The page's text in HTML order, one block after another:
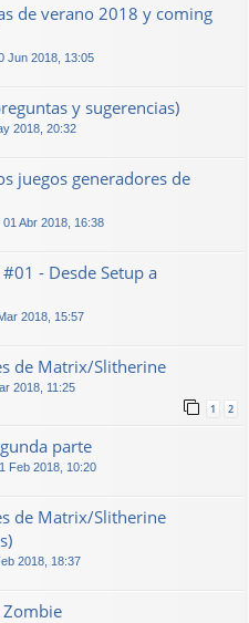
de verano 2018 y coming
Jun 2018, 13:05
y sugerencias)
2018, 20:32
juegos generadores de
01 Abr 2018, 16:38
#01 - Desde Setup a
2018, 15:57
de Matrix/Slitherine
2018, 11:25
1 2
parte
Feb 2018, 10:20
de Matrix/Slitherine
2018, 18:37
Zombie